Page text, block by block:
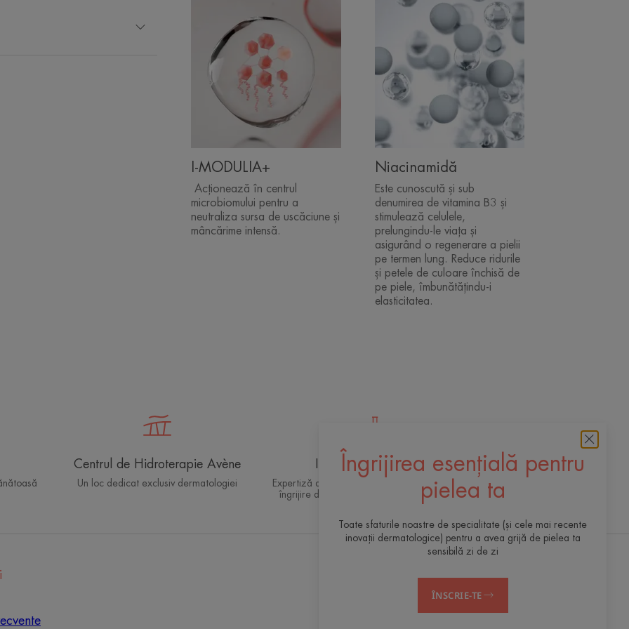
I-MODULIA+
Acționează în centrul
microbiomului pentru a
neutraliza sursa de uscăciune și
mâncărime intensă.
Niacinamidă
Este cunoscută și sub
denumirea de vitamina B3 și
stimulează celulele,
prelungindu-le viața și
asigurând o regenerare a pielii
pe termen lung. Reduce ridurile
și petele de culoare închisă de
pe piele, îmbunătățindu-i
elasticitatea.
Îngrijirea esențială pentru
pielea ta
Toate sfaturile noastre de specialitate (și cele mai recente
inovații dermatologice) pentru a avea grijă de pielea ta
sensibilă zi de zi
ÎNSCRIE-TE
Centrul de Hidroterapie Avène
Un loc dedicat exclusiv dermatologiei
Inovație de ultimă oră
Expertiză dermato-cosmetică exclusivă pentru o
îngrijire de calitate, eficientă și sigură a pielii
Solicită newsletter-ul nostru
Suntem mereu atenți la pielea ta! Toate
sfaturile noastre pentru a avea grijă de pielea